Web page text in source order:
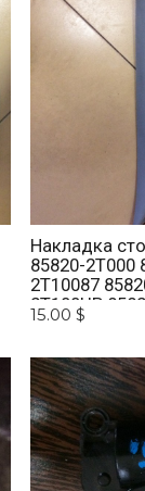
Накладка
85820-2T000
2T10087
2T100UP
Optima 2010 -
15.00 $